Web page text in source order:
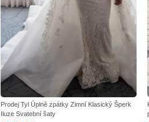
Prodej Tyl Úplně zpátky Zimní Klasický Šperk
Iluze Svatební šaty